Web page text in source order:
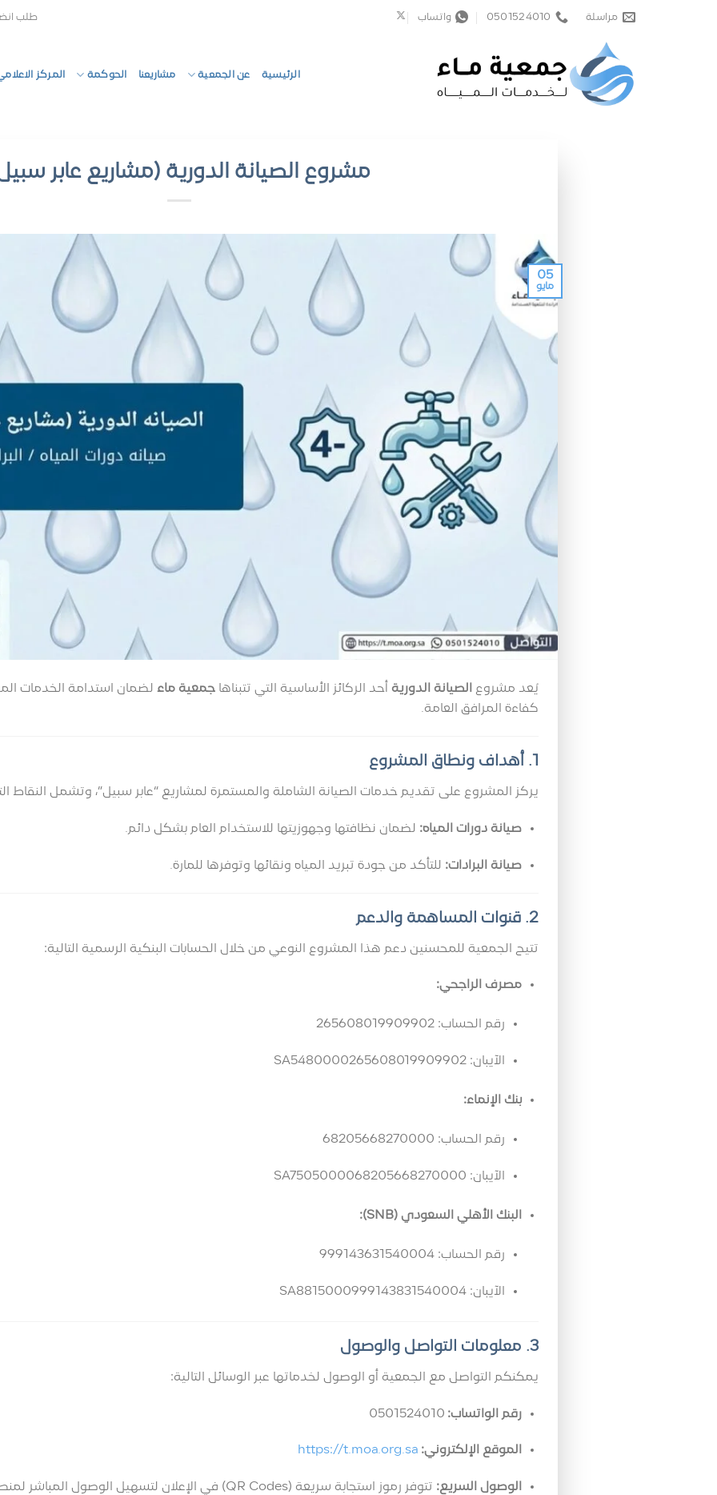
مراسلة 0501524010 واتساب طلب
الرئيسية عن الجمعية مشاريعنا الحوكمة المركز
مشروع الصيانة الدورية (مشاريع عابر
05
مايو
يُعد مشروعالصيانة الدورية أحد الركائز الأساسية التي تتبناهاجمعية ماء لضمان استدامة الخدمات
كفاءة المرافق العامة.
1. أهداف ونطاق المشروع
يركز المشروع على تقديم خدمات الصيانة الشاملة والمستمرة لمشاريع “عابر سبيل”، وتشمل النقاط
صيانة دورات المياه: لضمان نظافتها وجهوزيتها للاستخدام العام بشكل دائم.
صيانة البرادات: للتأكد من جودة تبريد المياه ونقائها وتوفرها للمارة.
2. قنوات المساهمة والدعم
تتيح الجمعية للمحسنين دعم هذا المشروع النوعي من خلال الحسابات البنكية الرسمية التالية:
مصرف الراجحي:
رقم الحساب: 265608019909902
الآيبان: SA5480000265608019909902
بنك الإنماء:
رقم الحساب: 68205668270000
الآيبان: SA7505000068205668270000
البنك الأهلي السعودي (SNB):
رقم الحساب: 999143631540004
الآيبان: SA8815000999143831540004
3. معلومات التواصل والوصول
يمكنكم التواصل مع الجمعية أو الوصول لخدماتها عبر الوسائل التالية:
رقم الواتساب: 0501524010
الموقع الإلكتروني: https://t.moa.org.sa
الوصول السريع: تتوفر رموز استجابة سريعة (QR Codes) في الإعلان لتسهيل الوصول المباشر لمنصات الدعم الرسمية.